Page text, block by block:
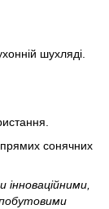
шухляді.
прямих сонячних